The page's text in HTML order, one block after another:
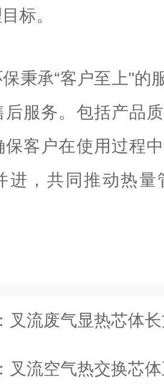
标。
秉承“客户至上"的
后服务。包括产品
保客户在使用过程
进，共同推动热
叉流废气显热芯体
叉流空气热交换芯